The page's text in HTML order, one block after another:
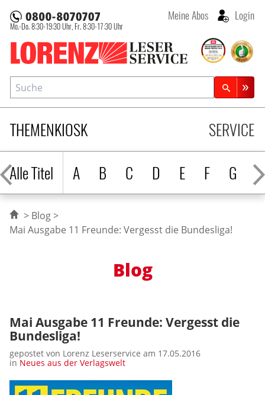
Lorenz Leserservice
Mo.-Do. 8:30-19:30 Uhr, Fr. 8:30-17:30 Uhr
Meine Abos Login
THEMENKIOSK
Alle Titel
A B C D E F G H
SERVICE
Suche
Zeitschriftensuche
Blog
Mai Ausgabe 11 Freunde: Vergesst die Bundesliga!
Blog
Mai Ausgabe 11 Freunde: Vergesst die
Bundesliga!
gepostet von Lorenz Leserservice am 17.05.2016
in Neues aus der Verlagswelt